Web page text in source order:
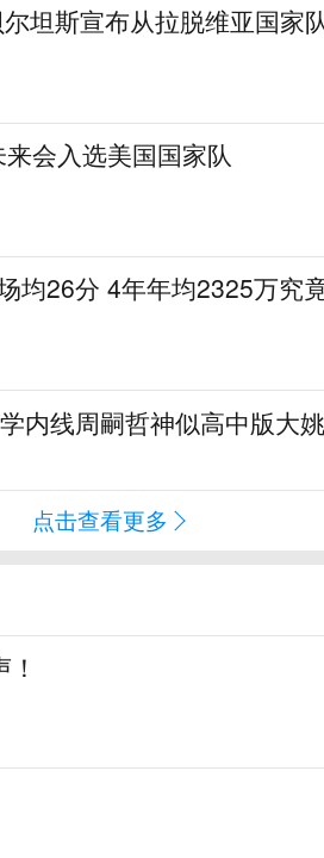
坦斯宣布从拉脱维亚国家
会入选美国国家队
均26分 4年年均2325万究
内线周嗣哲神似高中版大姚
点击查看更多